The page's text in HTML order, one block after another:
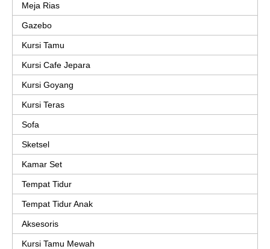
Meja Rias
Gazebo
Kursi Tamu
Kursi Cafe Jepara
Kursi Goyang
Kursi Teras
Sofa
Sketsel
Kamar Set
Tempat Tidur
Tempat Tidur Anak
Aksesoris
Kursi Tamu Mewah